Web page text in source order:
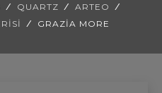
QUARTZ
ARTEO
GRAZIA MORE